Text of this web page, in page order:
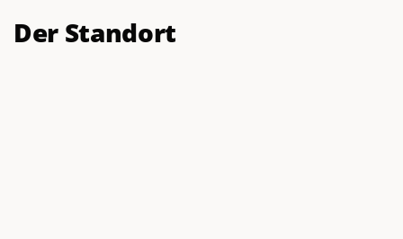
Der Standort